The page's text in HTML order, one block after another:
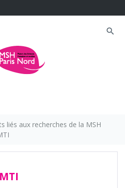
search
liés aux recherches de la MSH